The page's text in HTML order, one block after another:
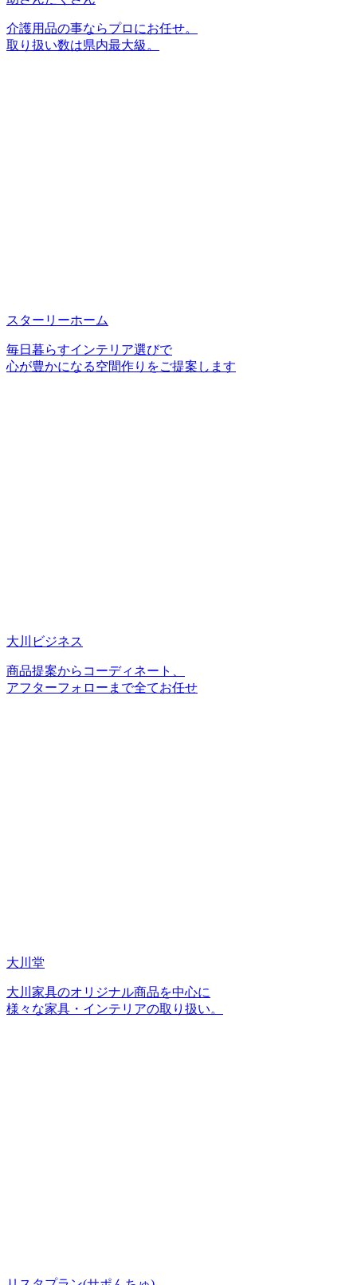
介護用品の事ならプロにお任せ。
取り扱い数は県内最大級。
スターリーホーム
毎日暮らすインテリア選びで
心が豊かになる空間作りをご提案します
大川ビジネス
商品提案からコーディネート、
アフターフォローまで全てお任せ
大川堂
大川家具のオリジナル商品を中心に
様々な家具・インテリアの取り扱い。